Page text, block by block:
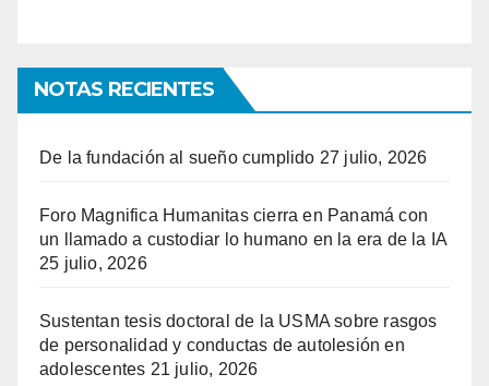
NOTAS RECIENTES
De la fundación al sueño cumplido 27 julio, 2026
Foro Magnifica Humanitas cierra en Panamá con
un llamado a custodiar lo humano en la era de la IA
25 julio, 2026
Sustentan tesis doctoral de la USMA sobre rasgos
de personalidad y conductas de autolesión en
adolescentes 21 julio, 2026